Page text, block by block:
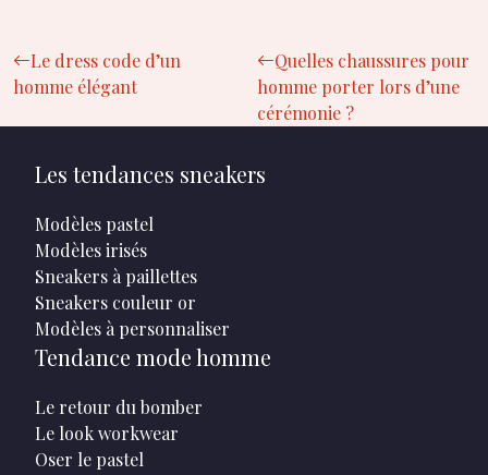
Le dress code d’un
homme élégant
Quelles chaussures pour
homme porter lors d’une
cérémonie ?
Les tendances sneakers
Modèles pastel
Modèles irisés
Sneakers à paillettes
Sneakers couleur or
Modèles à personnaliser
Tendance mode homme
Le retour du bomber
Le look workwear
Oser le pastel